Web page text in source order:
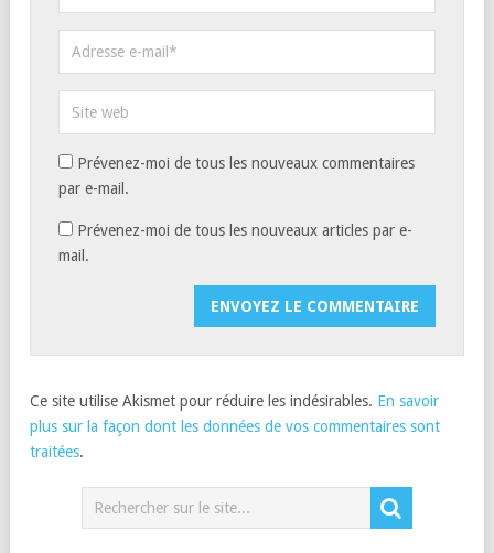
Prévenez-moi de tous les nouveaux commentaires
par e-mail.
Prévenez-moi de tous les nouveaux articles par e-
mail.
Ce site utilise Akismet pour réduire les indésirables. En savoir
plus sur la façon dont les données de vos commentaires sont
traitées.